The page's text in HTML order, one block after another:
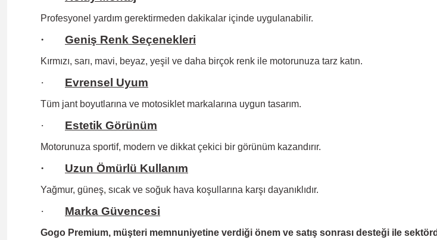
Profesyonel yardım gerektirmeden dakikalar içinde uygulanabilir.
· Geniş Renk Seçenekleri
Kırmızı, sarı, mavi, beyaz, yeşil ve daha birçok renk ile motorunuza tarz katın.
· Evrensel Uyum
Tüm jant boyutlarına ve motosiklet markalarına uygun tasarım.
· Estetik Görünüm
Motorunuza sportif, modern ve dikkat çekici bir görünüm kazandırır.
· Uzun Ömürlü Kullanım
Yağmur, güneş, sıcak ve soğuk hava koşullarına karşı dayanıklıdır.
· Marka Güvencesi
Gogo Premium, müşteri memnuniyetine verdiği önem ve satış sonrası desteği ile